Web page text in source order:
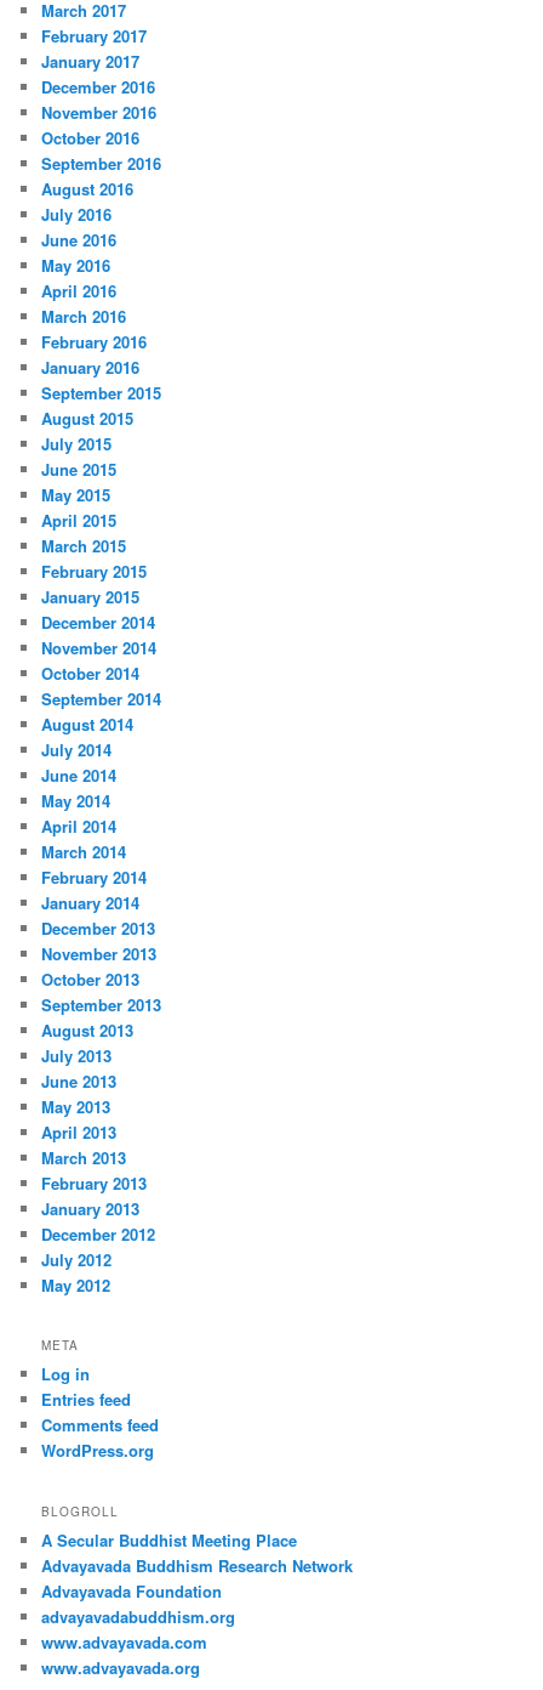
March 2017
February 2017
January 2017
December 2016
November 2016
October 2016
September 2016
August 2016
July 2016
June 2016
May 2016
April 2016
March 2016
February 2016
January 2016
September 2015
August 2015
July 2015
June 2015
May 2015
April 2015
March 2015
February 2015
January 2015
December 2014
November 2014
October 2014
September 2014
August 2014
July 2014
June 2014
May 2014
April 2014
March 2014
February 2014
January 2014
December 2013
November 2013
October 2013
September 2013
August 2013
July 2013
June 2013
May 2013
April 2013
March 2013
February 2013
January 2013
December 2012
July 2012
May 2012
META
Log in
Entries feed
Comments feed
WordPress.org
BLOGROLL
A Secular Buddhist Meeting Place
Advayavada Buddhism Research Network
Advayavada Foundation
advayavadabuddhism.org
www.advayavada.com
www.advayavada.org